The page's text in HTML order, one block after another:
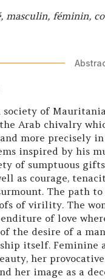
masculin, féminin,
of
Arab chivalry
more precisely
inspired by his
of sumptuous
as courage,
The path
of virility. The
of love
the desire of a
itself.
her
her image as a